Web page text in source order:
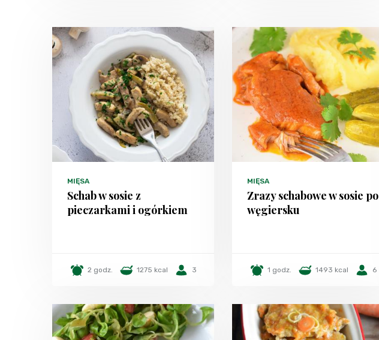
MIĘSA
Schab w sosie z
pieczarkami i ogórkiem
2 godz. 1275 kcal 3
MIĘSA
Zrazy schabowe w sosie po
węgiersku
1 godz. 1493 kcal 6